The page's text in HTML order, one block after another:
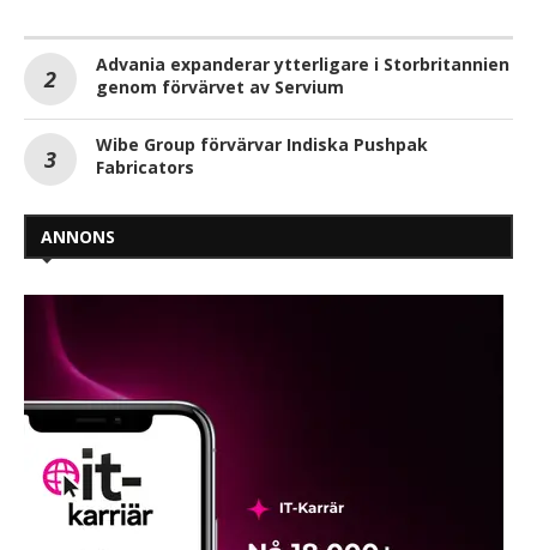
Advania expanderar ytterligare i Storbritannien
genom förvärvet av Servium
Wibe Group förvärvar Indiska Pushpak
Fabricators
ANNONS